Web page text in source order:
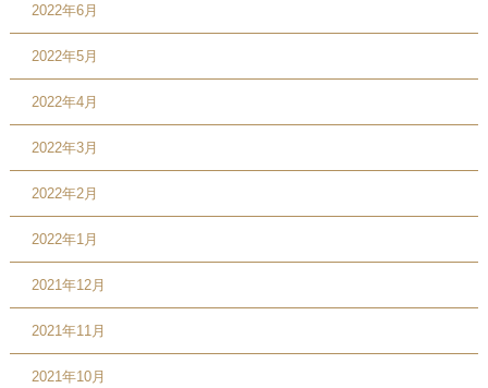
2022年6月
2022年5月
2022年4月
2022年3月
2022年2月
2022年1月
2021年12月
2021年11月
2021年10月